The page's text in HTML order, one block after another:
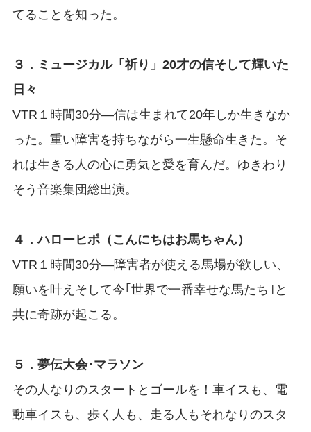
てることを知った。
３．ミュージカル「祈り」20才の信そして輝いた
日々
VTR１時間30分―信は生まれて20年しか生きなか
った。重い障害を持ちながら一生懸命生きた。そ
れは生きる人の心に勇気と愛を育んだ。ゆきわり
そう音楽集団総出演。
４．ハローヒポ（こんにちはお馬ちゃん）
VTR１時間30分―障害者が使える馬場が欲しい、
願いを叶えそして今｢世界で一番幸せな馬たち｣と
共に奇跡が起こる。
５．夢伝大会･マラソン
その人なりのスタートとゴールを！車イスも、電
動車イスも、歩く人も、走る人もそれなりのスタ